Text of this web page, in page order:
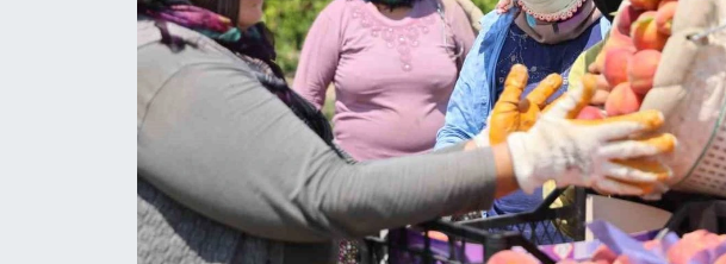
Tanıtım